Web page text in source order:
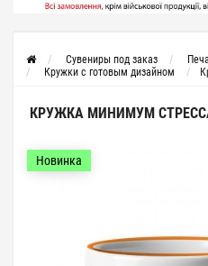
Сувениры под заказ
Кружки с готовым дизайном
КРУЖКА МИНИМУМ
Новинка